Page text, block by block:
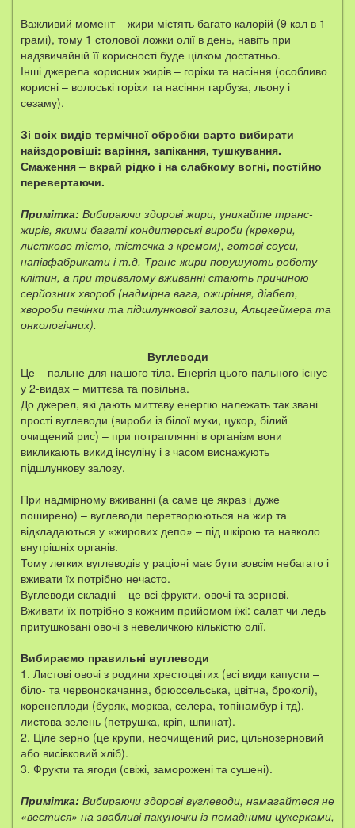
Важливий момент – жири містять багато калорій (9 кал в 1
грамі), тому 1 столової ложки олії в день, навіть при
надзвичайній її корисності буде цілком достатньо.
Інші джерела корисних жирів – горіхи та насіння (особливо
корисні – волоські горіхи та насіння гарбуза, льону і
сезаму).
Зі всіх видів термічної обробки варто вибирати
найздоровіші: варіння, запікання, тушкування.
Смаження – вкрай рідко і на слабкому вогні, постійно
перевертаючи.
Примітка: Вибираючи здорові жири, уникайте транс-
жирів, якими багаті кондитерські вироби (крекери,
листкове тісто, тістечка з кремом), готові соуси,
напівфабрикати і т.д. Транс-жири порушують роботу
клітин, а при тривалому вживанні стають причиною
серйозних хвороб (надмірна вага, ожиріння, діабет,
хвороби печінки та підшлункової залози, Альцгеймера та
онкологічних).
Вуглеводи
Це – пальне для нашого тіла. Енергія цього пального існує
у 2-видах – миттєва та повільна.
До джерел, які дають миттєву енергію належать так звані
прості вуглеводи (вироби із білої муки, цукор, білий
очищений рис) – при потраплянні в організм вони
викликають викид інсуліну і з часом виснажують
підшлункову залозу.
При надмірному вживанні (а саме це якраз і дуже
поширено) – вуглеводи перетворюються на жир та
відкладаються у «жирових депо» – під шкірою та навколо
внутрішніх органів.
Тому легких вуглеводів у раціоні має бути зовсім небагато і
вживати їх потрібно нечасто.
Вуглеводи складні – це всі фрукти, овочі та зернові.
Вживати їх потрібно з кожним прийомом їжі: салат чи ледь
притушковані овочі з невеличкою кількістю олії.
Вибираємо правильні вуглеводи
1. Листові овочі з родини хрестоцвітих (всі види капусти –
біло- та червонокачанна, брюссельська, цвітна, броколі),
коренеплоди (буряк, морква, селера, топінамбур і тд),
листова зелень (петрушка, кріп, шпинат).
2. Ціле зерно (це крупи, неочищений рис, цільнозерновий
або висівковий хліб).
3. Фрукти та ягоди (свіжі, заморожені та сушені).
Примітка: Вибираючи здорові вуглеводи, намагайтеся не
«вестися» на звабливі пакуночки із помадними цукерками,